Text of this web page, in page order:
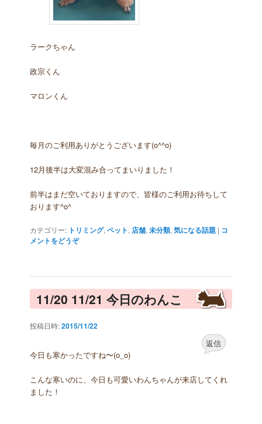
ラークちゃん
政宗くん
マロンくん
毎月のご利用ありがとうございます(o^^o)
12月後半は大変混み合ってまいりました！
前半はまだ空いておりますので、皆様のご利用お待ちして
おります^o^
カテゴリー: トリミング,ペット, 店舗,未分類,気になる話題 | コ
メントをどうぞ
11/20 11/21 今日のわんこ
投稿日時:2015/11/22
返信
今日も寒かったですね〜(o_o)
こんな寒いのに、今日も可愛いわんちゃんが来店してくれ
ました！